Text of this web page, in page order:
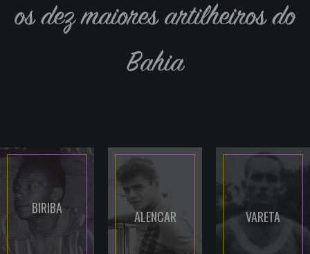
os dez maiores artilheiros do
Bahia
BIRIBA ALENCAR VARETA